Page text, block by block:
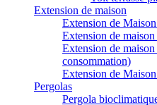
Extension de maison
Extension de
Extension de
Extension de
consommation)
Extension de
Pergolas
Pergola